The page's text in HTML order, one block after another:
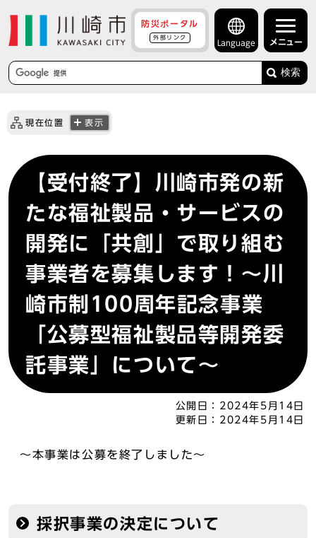
防災ポータル
外部リンク
Language メニュー
検索
現在位置 表示
【受付終了】川崎市発の新
たな福祉製品・サービスの
開発に「共創」で取り組む
事業者を募集します！～川
崎市制100周年記念事業
「公募型福祉製品等開発委
託事業」について～
公開日： 2024年5月14日
更新日： 2024年5月14日
～本事業は公募を終了しました～
採択事業の決定について